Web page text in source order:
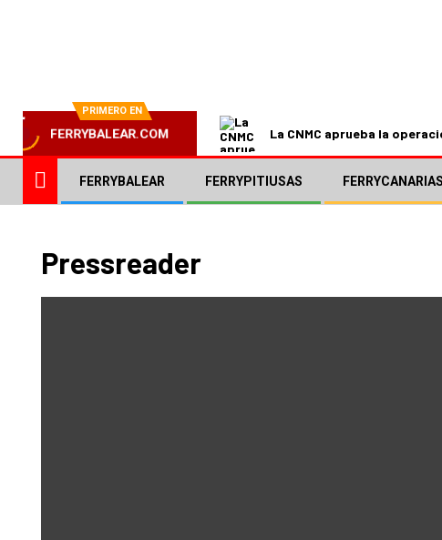
PRIMERO EN
FERRYBALEAR.COM La CNMC aprueba la
FERRYBALEAR FERRYPITIUSAS FERRYCANARIAS
Pressreader